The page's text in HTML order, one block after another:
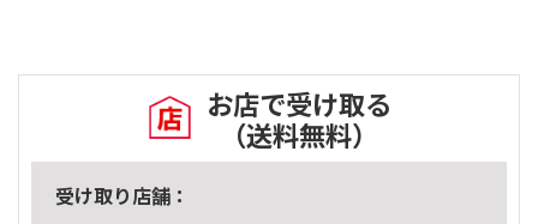
お店で受け取る
（送料無料）
受け取り店舗：